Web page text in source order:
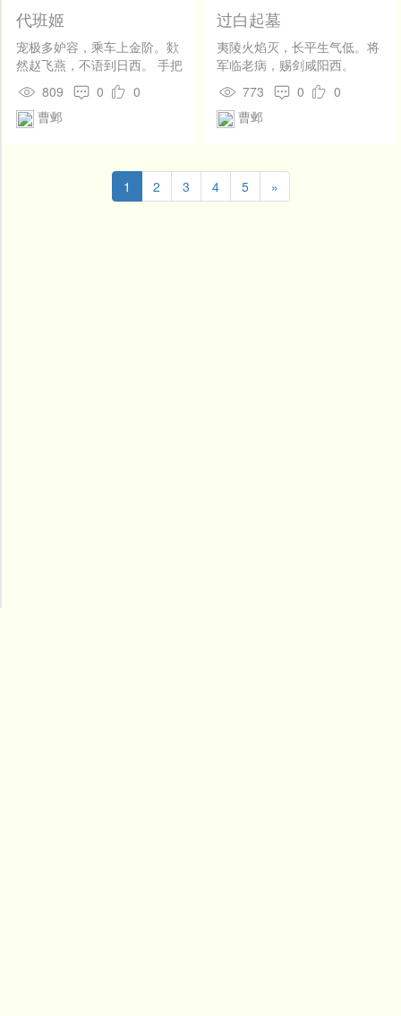
行，客吊空骨节。 千年瘴江
水，恨声流不绝。
代班姬
宠极多妒容，乘车上金阶。欻
然赵飞燕，不语到日西。 手把
菖蒲花，君王唤不来。常嫌鬓
蝉重，乞人白玉钗。 君心无定
波，咫尺流不回。后宫门不
809 0
0
曹邺
过白起墓
夷陵火焰灭，长平生气低。将
军临老病，赐剑咸阳西。
773
0
0
曹邺
1 2 3 4 5 »